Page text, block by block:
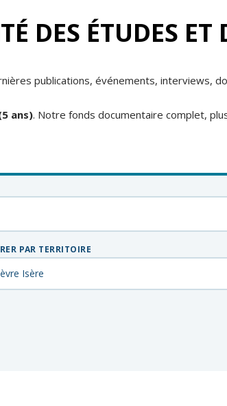
DES ÉTUDES ET
publications, événements, interviews,
ans). Notre fonds documentaire complet,
PAR TERRITOIRE